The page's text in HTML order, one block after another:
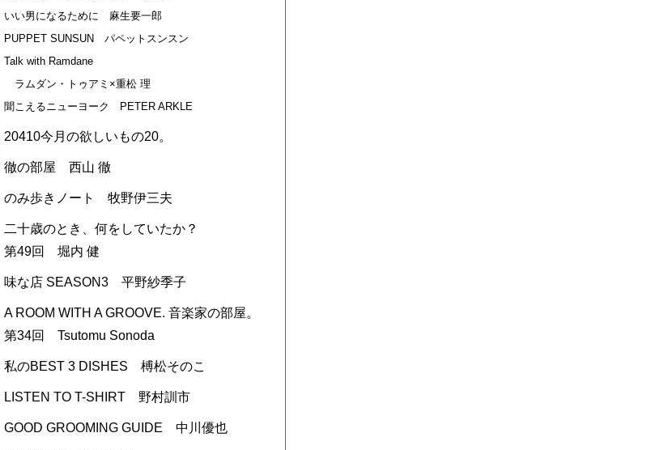
いい男になるために 麻生要一郎
PUPPET SUNSUN パペットスンスン
Talk with Ramdane
ラムダン・トゥアミ×重松 理
聞こえるニューヨーク PETER ARKLE
20410今月の欲しいもの20。
徹の部屋 西山 徹
のみ歩きノート 牧野伊三夫
二十歳のとき、何をしていたか？
第49回 堀内 健
味な店 SEASON3 平野紗季子
A ROOM WITH A GROOVE. 音楽家の部屋。
第34回 Tsutomu Sonoda
私のBEST 3 DISHES 榑松そのこ
LISTEN TO T-SHIRT 野村訓市
GOOD GROOMING GUIDE 中川優也